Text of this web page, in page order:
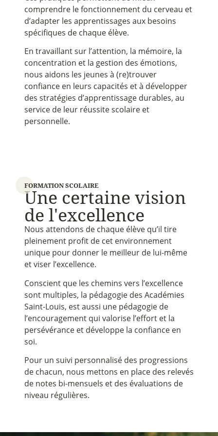
comprendre le fonctionnement du cerveau et
d’adapter les apprentissages aux besoins
spécifiques de chaque élève.
En travaillant sur l’attention, la mémoire, la
concentration et la gestion des émotions,
nous aidons les jeunes à (re)trouver
confiance en leurs capacités et à développer
des stratégies d’apprentissage durables, au
service de leur réussite scolaire et
personnelle.
FORMATION SCOLAIRE
Une certaine vision
de l'excellence
Nous attendons de chaque élève qu’il tire
pleinement profit de cet environnement
unique pour donner le meilleur de lui-même
et viser l’excellence.
Conscient que les chemins vers l’excellence
sont multiples, la pédagogie des Académies
Saint-Louis, est aussi une pédagogie de
l’encouragement qui valorise l’effort et la
persévérance et développe la confiance en
soi.
Pour un suivi personnalisé des progressions
de chacun, nous mettons en place des relevés
de notes bi-mensuels et des évaluations de
niveau régulières.